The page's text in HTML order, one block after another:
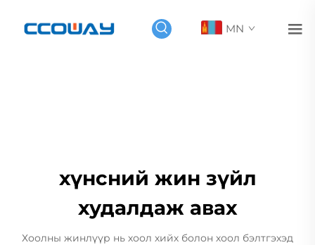
MN
хүнсний жин зүйл
худалдаж авах
Хоолны жинлүүр нь хоол хийх болон хоол бэлтгэхэд